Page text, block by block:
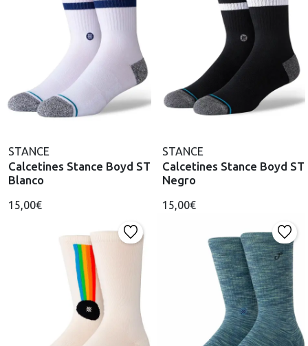
STANCE
Calcetines Stance Boyd ST
Blanco
15,00€
STANCE
Calcetines Stance Boyd ST
Negro
15,00€